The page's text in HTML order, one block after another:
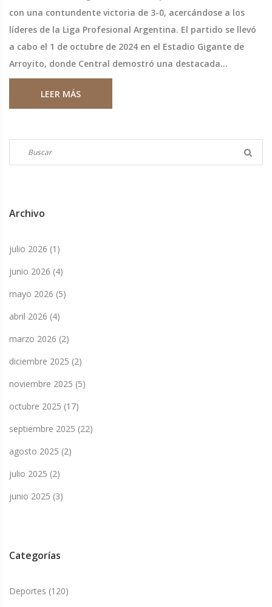
con una contundente victoria de 3-0, acercándose a los
líderes de la Liga Profesional Argentina. El partido se llevó
a cabo el 1 de octubre de 2024 en el Estadio Gigante de
Arroyito, donde Central demostró una destacada
actuación frente al líder del torneo. Esta victoria reduce la
ventaja de Vélez a solo tres puntos sobre Talleres de
LEER MÁS
Archivo
julio 2026 (1)
junio 2026 (4)
mayo 2026 (5)
abril 2026 (4)
marzo 2026 (2)
diciembre 2025 (2)
noviembre 2025 (5)
octubre 2025 (17)
septiembre 2025 (22)
agosto 2025 (2)
julio 2025 (2)
junio 2025 (3)
Categorías
Deportes (120)